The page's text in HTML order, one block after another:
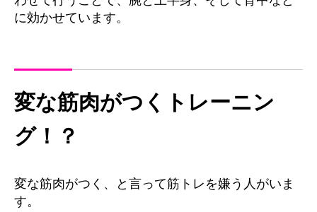
に効かせています。
変な筋肉がつくトレーニン
グ！？
変な筋肉がつく、と言って筋トレを嫌う人がいま
す。